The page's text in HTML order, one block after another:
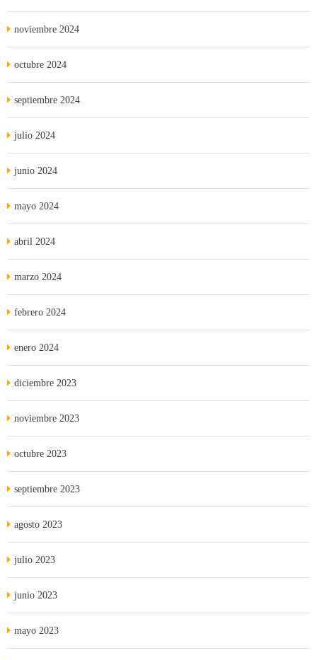
noviembre 2024
octubre 2024
septiembre 2024
julio 2024
junio 2024
mayo 2024
abril 2024
marzo 2024
febrero 2024
enero 2024
diciembre 2023
noviembre 2023
octubre 2023
septiembre 2023
agosto 2023
julio 2023
junio 2023
mayo 2023